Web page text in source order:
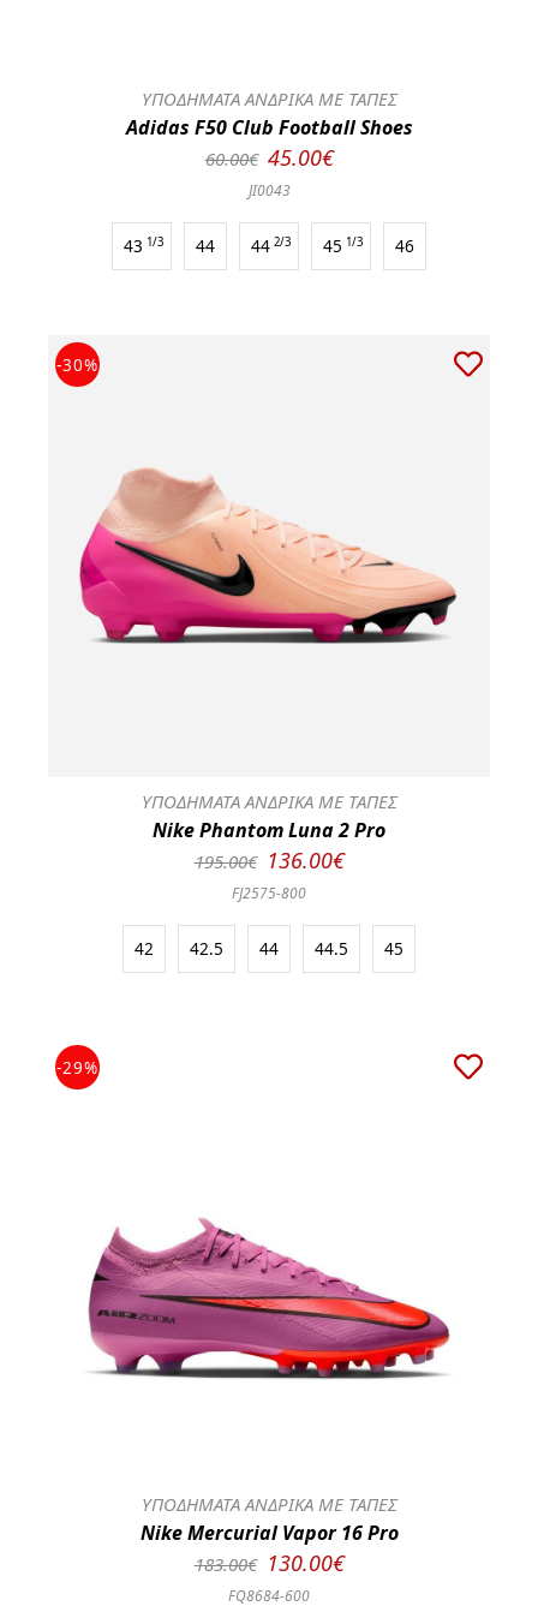
ΥΠΟΔΗΜΑΤΑ ΑΝΔΡΙΚΑ ΜΕ ΤΑΠΕΣ
Adidas F50 Club Football Shoes
60.00€ 45.00€
JI0043
43 1/3 44 44 2/3 45 1/3 46
-30%
ΥΠΟΔΗΜΑΤΑ ΑΝΔΡΙΚΑ ΜΕ ΤΑΠΕΣ
Nike Phantom Luna 2 Pro
195.00€ 136.00€
FJ2575-800
42 42.5 44 44.5 45
-29%
ΥΠΟΔΗΜΑΤΑ ΑΝΔΡΙΚΑ ΜΕ ΤΑΠΕΣ
Nike Mercurial Vapor 16 Pro
183.00€ 130.00€
FQ8684-600